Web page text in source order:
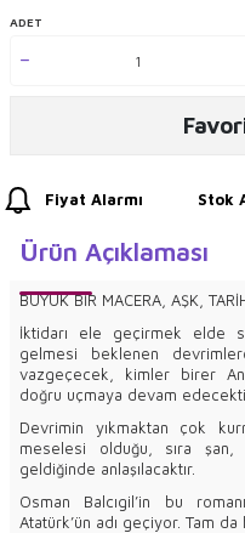
ADET
Fiyat Alarmı Stok
Ürün Açıklaması
BÜYÜK BİR MACERA, AŞK,
İktidarı ele geçirmek elde
gelmesi beklenen
vazgeçecek, kimler birer
doğru uçmaya devam
Devrimin yıkmaktan çok
meselesi olduğu, sıra şan,
geldiğinde anlaşılacaktır.
Osman Balcıgil’in bu
Atatürk’ün adı geçiyor. Tam